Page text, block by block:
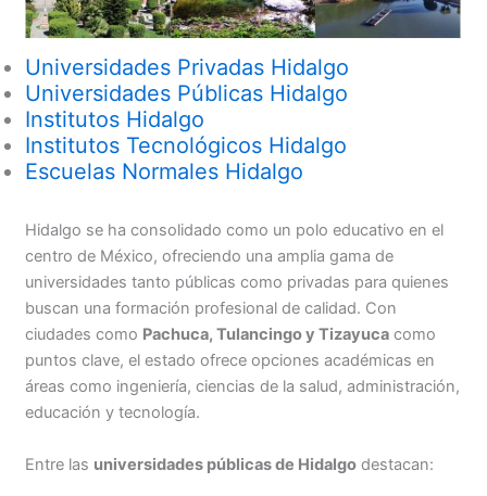
Universidades Privadas Hidalgo
Universidades Públicas Hidalgo
Institutos Hidalgo
Institutos Tecnológicos Hidalgo
Escuelas Normales Hidalgo
Hidalgo se ha consolidado como un polo educativo en el
centro de México, ofreciendo una amplia gama de
universidades tanto públicas como privadas para quienes
buscan una formación profesional de calidad. Con
ciudades como Pachuca, Tulancingo y Tizayucacomo
puntos clave, el estado ofrece opciones académicas en
áreas como ingeniería, ciencias de la salud, administración,
educación y tecnología.
Entre las universidades públicas de Hidalgodestacan: